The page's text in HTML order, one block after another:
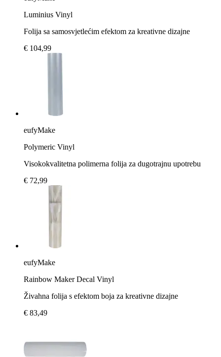
Luminius Vinyl
Folija sa samosvjetlećim efektom za kreativne dizajne
€ 104,99
eufyMake
Polymeric Vinyl
Visokokvalitetna polimerna folija za dugotrajnu upotrebu
€ 72,99
eufyMake
Rainbow Maker Decal Vinyl
Živahna folija s efektom boja za kreativne dizajne
€ 83,49